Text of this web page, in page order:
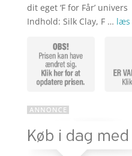
dit eget ‘F for Får’ univers
Indhold: Silk Clay, F … læs